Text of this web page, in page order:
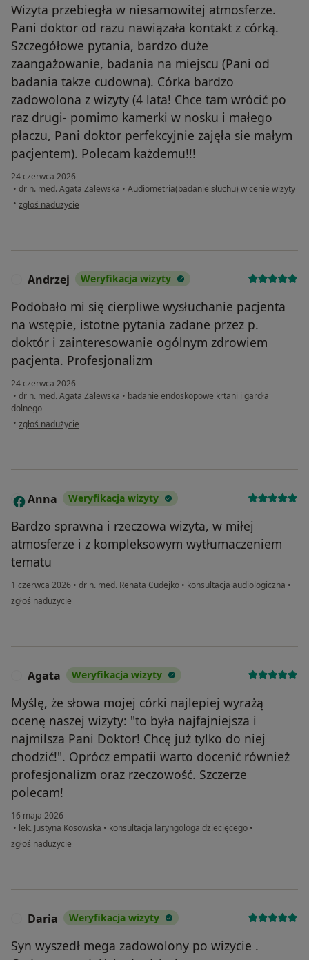
Wizyta przebiegła w niesamowitej atmosferze.
Pani doktor od razu nawiązała kontakt z córką.
Szczegółowe pytania, bardzo duże
zaangażowanie, badania na miejscu (Pani od
badania takze cudowna). Córka bardzo
zadowolona z wizyty (4 lata! Chce tam wrócić po
raz drugi- pomimo kamerki w nosku i małego
płaczu, Pani doktor perfekcyjnie zajęła sie małym
pacjentem). Polecam każdemu!!!
24 czerwca 2026
• dr n. med. Agata Zalewska • Audiometria(badanie słuchu) w cenie wizyty
• w opinii użytkownika Magda
zgłoś nadużycie
Andrzej Weryfikacja wizyty
Podobało mi się cierpliwe wysłuchanie pacjenta
na wstępie, istotne pytania zadane przez p.
doktór i zainteresowanie ogólnym zdrowiem
pacjenta. Profesjonalizm
24 czerwca 2026
• dr n. med. Agata Zalewska • badanie endoskopowe krtani i gardła
dolnego
• w opinii użytkownika Andrzej
zgłoś nadużycie
A Anna Weryfikacja wizyty
Bardzo sprawna i rzeczowa wizyta, w miłej
atmosferze i z kompleksowym wytłumaczeniem
tematu
1 czerwca 2026 • dr n. med. Renata Cudejko • konsultacja audiologiczna •
w opinii użytkownika Anna
zgłoś nadużycie
Agata Weryfikacja wizyty
Myślę, że słowa mojej córki najlepiej wyrażą
ocenę naszej wizyty: "to była najfajniejsza i
najmilsza Pani Doktor! Chcę już tylko do niej
chodzić!". Oprócz empatii warto docenić również
profesjonalizm oraz rzeczowość. Szczerze
polecam!
16 maja 2026
• lek. Justyna Kosowska • konsultacja laryngologa dziecięcego •
w opinii użytkownika Agata
zgłoś nadużycie
Daria Weryfikacja wizyty
Syn wyszedł mega zadowolony po wizycie .